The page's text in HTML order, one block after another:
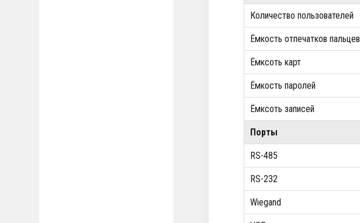
Количество пользователей
Ёмкость отпечатков пальцев
Ёмксоть карт
Ёмкость паролей
Ёмксоть записей
Порты
RS-485
RS-232
Wiegand